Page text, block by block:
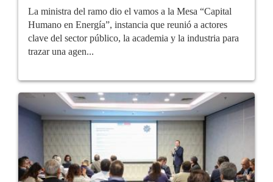
La ministra del ramo dio el vamos a la Mesa “Capital
Humano en Energía”, instancia que reunió a actores
clave del sector público, la academia y la industria para
trazar una agen...